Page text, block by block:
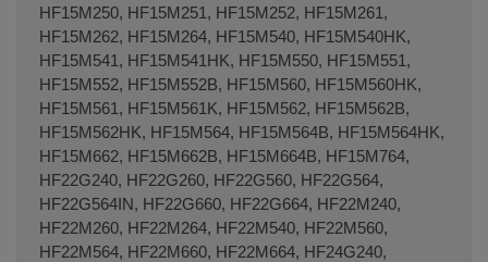
HF15M250, HF15M251, HF15M252, HF15M261,
HF15M262, HF15M264, HF15M540, HF15M540HK,
HF15M541, HF15M541HK, HF15M550, HF15M551,
HF15M552, HF15M552B, HF15M560, HF15M560HK,
HF15M561, HF15M561K, HF15M562, HF15M562B,
HF15M562HK, HF15M564, HF15M564B, HF15M564HK,
HF15M662, HF15M662B, HF15M664B, HF15M764,
HF22G240, HF22G260, HF22G560, HF22G564,
HF22G564IN, HF22G660, HF22G664, HF22M240,
HF22M260, HF22M264, HF22M540, HF22M560,
HF22M564, HF22M660, HF22M664, HF24G240,